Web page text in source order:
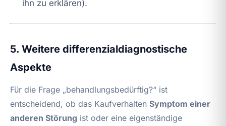
ihn zu erklären).
5. Weitere differenzialdiagnostische
Aspekte
Für die Frage „behandlungsbedürftig?“ ist
entscheidend, ob das Kaufverhalten Symptom einer
anderen Störung ist oder eine eigenständige